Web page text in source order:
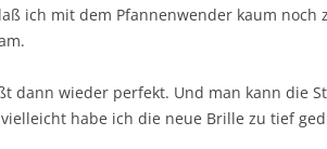
ich mit dem Pfannenwender kaum noch
dann wieder perfekt. Und man kann die
habe ich die neue Brille zu tief